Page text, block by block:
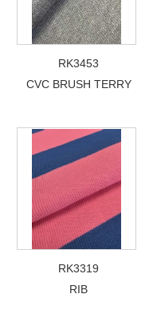
RK3453
CVC BRUSH TERRY
RK3319
RIB